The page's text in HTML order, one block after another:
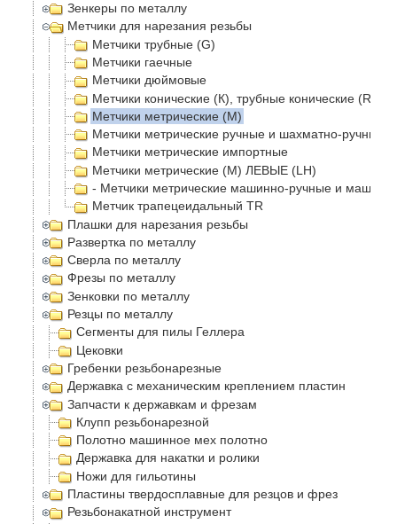
Зенкеры по металлу
Метчики для нарезания резьбы
Метчики трубные (G)
Метчики гаечные
Метчики дюймовые
Метчики конические (К), трубные конические (Rc)
Метчики метрические (М)
Метчики метрические ручные и шахматно-ручные
Метчики метрические импортные
Метчики метрические (М) ЛЕВЫЕ (LH)
- Метчики метрические машинно-ручные и
Метчик трапецеидальный TR
Плашки для нарезания резьбы
Развертка по металлу
Сверла по металлу
Фрезы по металлу
Зенковки по металлу
Резцы по металлу
Сегменты для пилы Геллера
Цековки
Гребенки резьбонарезные
Державка с механическим креплением пластин
Запчасти к державкам и фрезам
Клупп резьбонарезной
Полотно машинное мех полотно
Державка для накатки и ролики
Ножи для гильотины
Пластины твердосплавные для резцов и фрез
Резьбонакатной инструмент